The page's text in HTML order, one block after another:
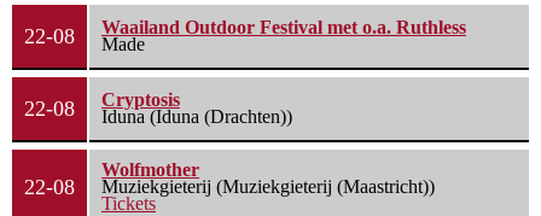
22-08
Waailand Outdoor Festival met o.a. Ruthless
Made
22-08
Cryptosis
Iduna (Iduna (Drachten))
22-08
Wolfmother
Muziekgieterij (Muziekgieterij (Maastricht))
Tickets